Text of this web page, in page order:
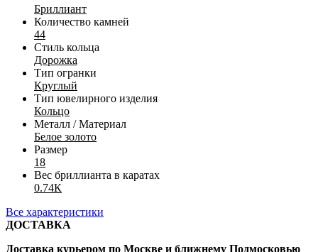
Бриллиант
Количество камней
44
Стиль кольца
Дорожка
Тип огранки
Круглый
Тип ювелирного изделия
Кольцо
Металл / Материал
Белое золото
Размер
18
Вес бриллианта в каратах
0.74К
Все характеристики
ДОСТАВКА
Доставка курьером по Москве и ближнему Подмосковью